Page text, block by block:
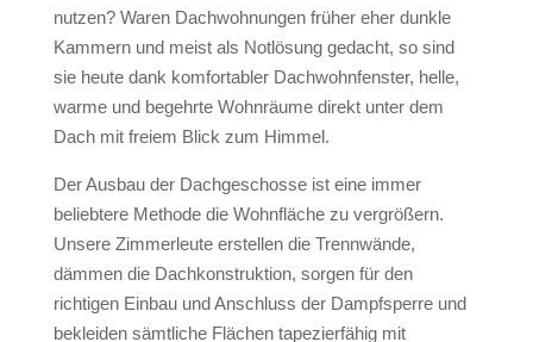
nutzen? Waren Dachwohnungen früher eher dunkle
Kammern und meist als Notlösung gedacht, so sind
sie heute dank komfortabler Dachwohnfenster, helle,
warme und begehrte Wohnräume direkt unter dem
Dach mit freiem Blick zum Himmel.
Der Ausbau der Dachgeschosse ist eine immer
beliebtere Methode die Wohnfläche zu vergrößern.
Unsere Zimmerleute erstellen die Trennwände,
dämmen die Dachkonstruktion, sorgen für den
richtigen Einbau und Anschluss der Dampfsperre und
bekleiden sämtliche Flächen tapezierfähig mit